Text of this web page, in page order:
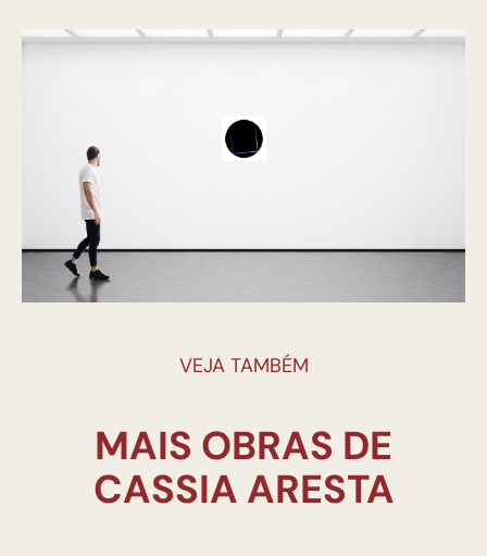
VEJA TAMBÉM
MAIS OBRAS DE